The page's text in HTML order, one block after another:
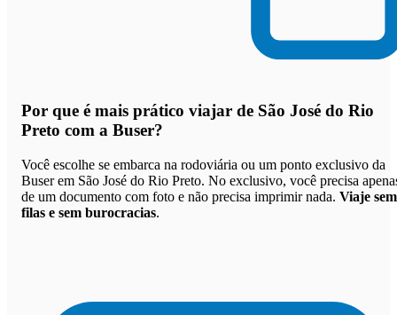
Por que é mais prático viajar de São José do Rio
Preto com a Buser?
Você escolhe se embarca na rodoviária ou um ponto exclusivo da
Buser em São José do Rio Preto. No exclusivo, você precisa
de um documento com foto e não precisa imprimir nada. Viaje sem
filas e sem burocracias.